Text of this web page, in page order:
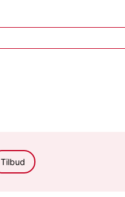
Tilbud